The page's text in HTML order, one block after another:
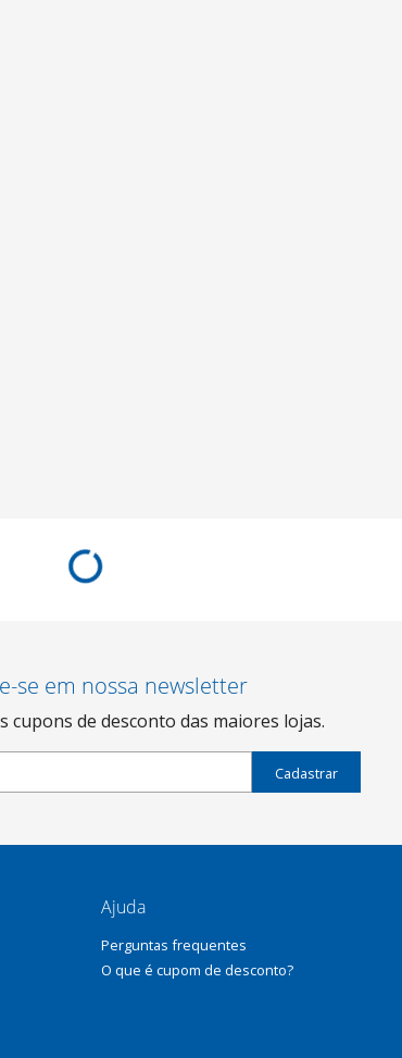
se em nossa newsletter
cupons de desconto das maiores lojas.
Cadastrar
Ajuda
Perguntas frequentes
O que é cupom de desconto?